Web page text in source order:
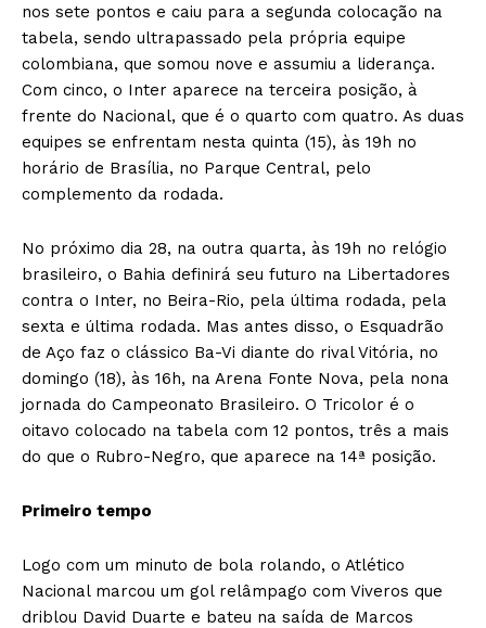
nos sete pontos e caiu para a segunda colocação na
tabela, sendo ultrapassado pela própria equipe
colombiana, que somou nove e assumiu a liderança.
Com cinco, o Inter aparece na terceira posição, à
frente do Nacional, que é o quarto com quatro. As duas
equipes se enfrentam nesta quinta (15), às 19h no
horário de Brasília, no Parque Central, pelo
complemento da rodada.
No próximo dia 28, na outra quarta, às 19h no relógio
brasileiro, o Bahia definirá seu futuro na Libertadores
contra o Inter, no Beira-Rio, pela última rodada, pela
sexta e última rodada. Mas antes disso, o Esquadrão
de Aço faz o clássico Ba-Vi diante do rival Vitória, no
domingo (18), às 16h, na Arena Fonte Nova, pela nona
jornada do Campeonato Brasileiro. O Tricolor é o
oitavo colocado na tabela com 12 pontos, três a mais
do que o Rubro-Negro, que aparece na 14ª posição.
Primeiro tempo
Logo com um minuto de bola rolando, o Atlético
Nacional marcou um gol relâmpago com Viveros que
driblou David Duarte e bateu na saída de Marcos